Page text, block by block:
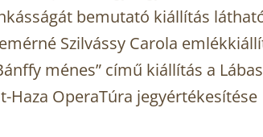
bemutató kiállítás
Szilvássy Carola
ménes” című kiállítás a
Haza OperaTúra jegyértékesítése